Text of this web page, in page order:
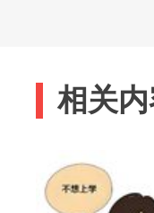
相关